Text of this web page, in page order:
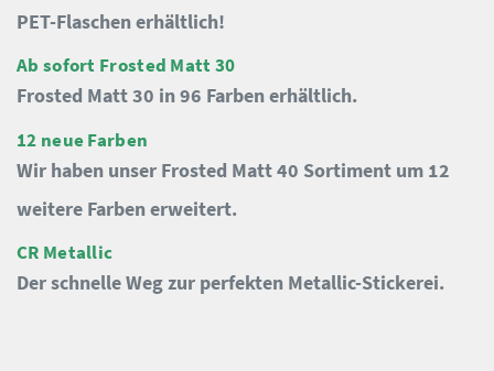
PET-Flaschen erhältlich!
Ab sofort Frosted Matt 30
Frosted Matt 30 in 96 Farben erhältlich.
12 neue Farben
Wir haben unser Frosted Matt 40 Sortiment um 12
weitere Farben erweitert.
CR Metallic
Der schnelle Weg zur perfekten Metallic-Stickerei.